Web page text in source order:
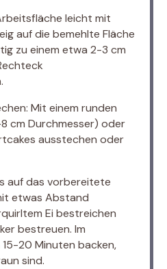
leicht mit
auf die bemehlte Fläche
zu einem etwa 2-3 cm
Mit einem runden
cm Durchmesser) oder
ausstechen oder
auf das vorbereitete
etwas Abstand
Ei bestreichen
bestreuen. Im
20 Minuten backen,
sind.